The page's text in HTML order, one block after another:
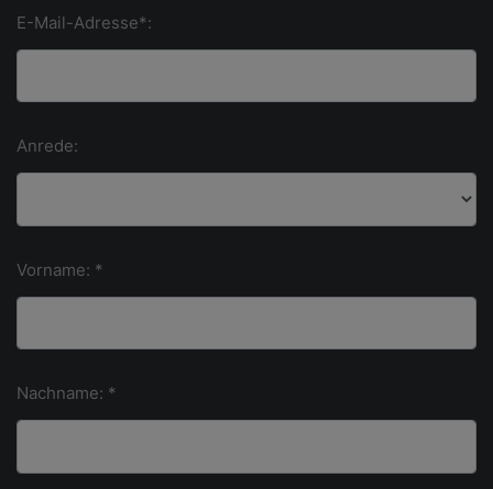
E-Mail-Adresse*:
Anrede:
Vorname: *
Nachname: *